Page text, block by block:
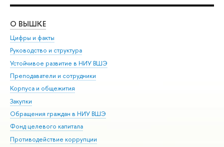
О ВЫШКЕ
Цифры и факты
Руководство и структура
Устойчивое развитие в НИУ ВШЭ
Преподаватели и сотрудники
Корпуса и общежития
Закупки
Обращения граждан в НИУ ВШЭ
Фонд целевого капитала
Противодействие коррупции